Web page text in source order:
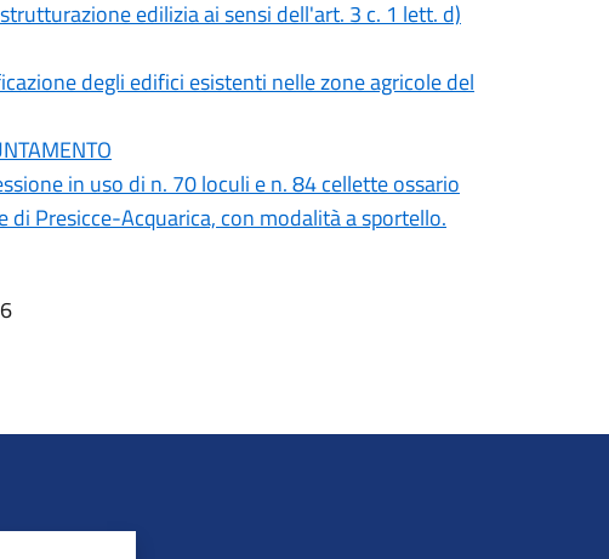
edilizia ai sensi dell'art. 3 c. 1 lett. d)
degli edifici esistenti nelle zone agricole del
in uso di n. 70 loculi e n. 84 cellette ossario
Presicce-Acquarica, con modalità a sportello.